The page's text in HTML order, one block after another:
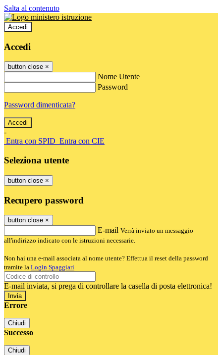
Salta al contenuto
Accedi
Accedi
button close ×
Nome Utente
Password
Password dimenticata?
-
Entra con SPID Entra con CIE
Seleziona utente
button close ×
Recupero password
button close ×
E-mail Verrà inviato un messaggio
all'indirizzo indicato con le istruzioni necessarie.
Non hai una e-mail associata al nome utente? Effettua il reset della password
tramite la Login Spaggiari
E-mail inviata, si prega di controllare la casella di posta elettronica!
Errore
Chiudi
Successo
Chiudi